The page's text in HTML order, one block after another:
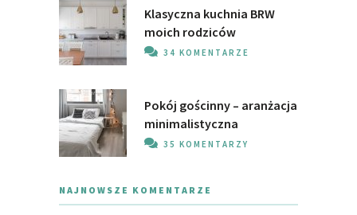
Klasyczna kuchnia BRW
moich rodziców
34 KOMENTARZE
Pokój gościnny – aranżacja
minimalistyczna
35 KOMENTARZY
NAJNOWSZE KOMENTARZE